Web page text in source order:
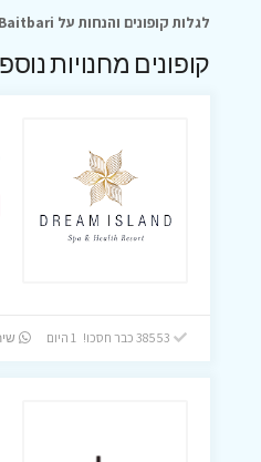
לגלות קופונים והנחות על Baitbari – בקרו באתר iCoupons.
קופונים מחנויות